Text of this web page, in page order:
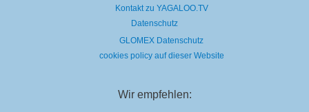
Kontakt zu YAGALOO.TV
Datenschutz
GLOMEX Datenschutz
cookies policy auf dieser Website
Wir empfehlen: